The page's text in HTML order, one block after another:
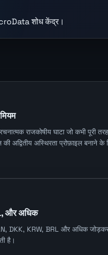
शोध केंद्र।
राजकोषीय घाटा जो कभी
अद्वितीय अस्थिरता प्रोफ़ाइल बनाने के
और अधिक
DKK, KRW, BRL और अधिक
है।